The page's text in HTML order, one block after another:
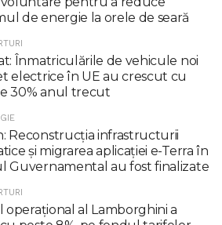
de energie la orele de seară
Înmatriculările de vehicule noi
electrice în UE au crescut cu
30% anul trecut
Reconstrucția infrastructurii
și migrarea aplicației e-Terra în
Guvernamental au fost finalizate
operaţional al Lamborghini a